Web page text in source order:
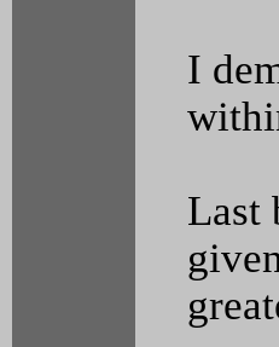
I
Last